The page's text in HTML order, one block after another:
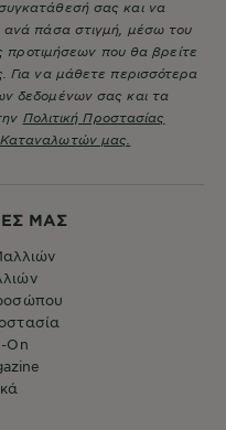
ΜΑΣ
On
σας και να
ανά πάσα στιγμή, μέσω του
προτιμήσεων που θα βρείτε
Για να μάθετε περισσότερα
δεδομένων σας και τα
Πολιτική Προστασίας
μας.